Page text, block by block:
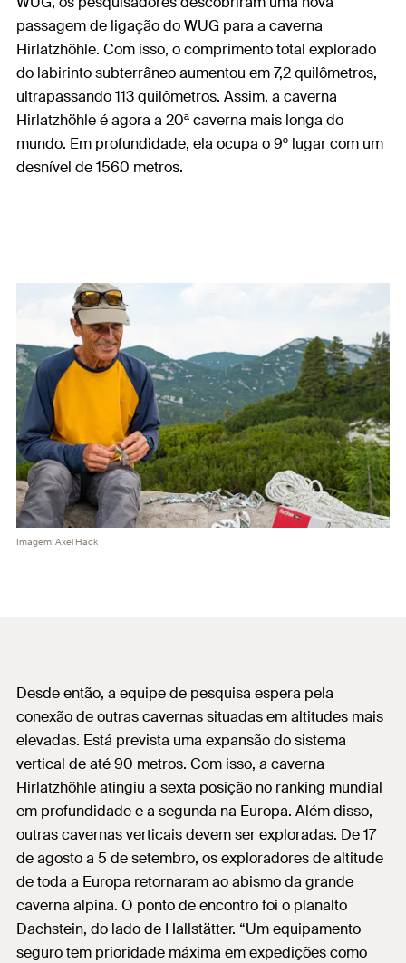
passagem de ligação do WUG para a caverna
Hirlatzhöhle. Com isso, o comprimento total explorado
do labirinto subterrâneo aumentou em 7,2 quilômetros,
ultrapassando 113 quilômetros. Assim, a caverna
Hirlatzhöhle é agora a 20ª caverna mais longa do
mundo. Em profundidade, ela ocupa o 9º lugar com um
desnível de 1560 metros.
Imagem: Axel Hack
Desde então, a equipe de pesquisa espera pela
conexão de outras cavernas situadas em altitudes mais
elevadas. Está prevista uma expansão do sistema
vertical de até 90 metros. Com isso, a caverna
Hirlatzhöhle atingiu a sexta posição no ranking mundial
em profundidade e a segunda na Europa. Além disso,
outras cavernas verticais devem ser exploradas. De 17
de agosto a 5 de setembro, os exploradores de altitude
de toda a Europa retornaram ao abismo da grande
caverna alpina. O ponto de encontro foi o planalto
Dachstein, do lado de Hallstätter. “Um equipamento
seguro tem prioridade máxima em expedições como